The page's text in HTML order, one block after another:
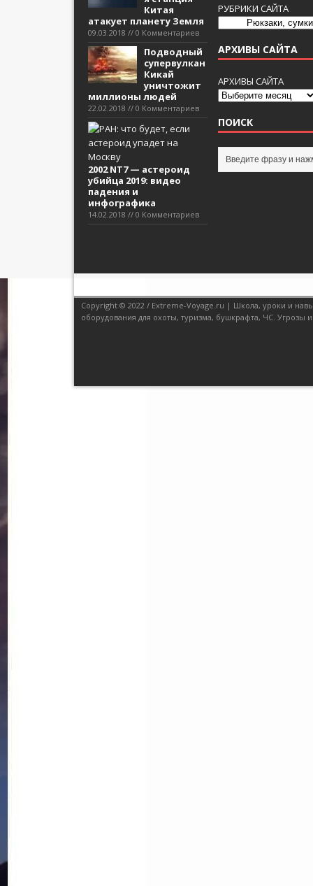
Китая
атакует планету Земля
09.03.2018 // 0 Комментариев
Подводный
супервулкан
Кикай
уничтожит
миллионы людей
22.02.2018 // 0 Комментариев
2002 NT7 — астероид
убийца 2019: видео
падения и
инфографика
14.02.2018 // 0 Комментариев
РУБРИКИ САЙТА
АРХИВЫ САЙТА
АРХИВЫ САЙТА
ПОИСК
Copyright © 2022 / Extreme-Voyage.ru | Школа, уроки и
оборудования для охоты, туризма, бушкрафта, ЧС. Угрозы